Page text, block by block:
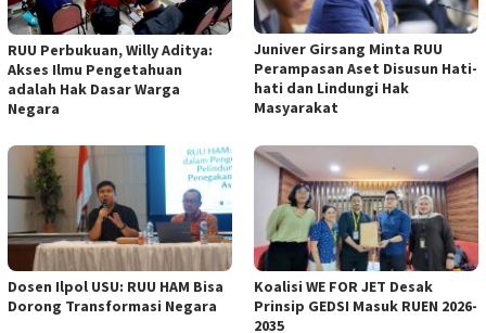
RUU Perbukuan, Willy Aditya:
Akses Ilmu Pengetahuan
adalah Hak Dasar Warga
Negara
Juniver Girsang Minta RUU
Perampasan Aset Disusun Hati-
hati dan Lindungi Hak
Masyarakat
Dosen Ilpol USU: RUU HAM Bisa
Dorong Transformasi Negara
Koalisi WE FOR JET Desak
Prinsip GEDSI Masuk RUEN 2026-
2035